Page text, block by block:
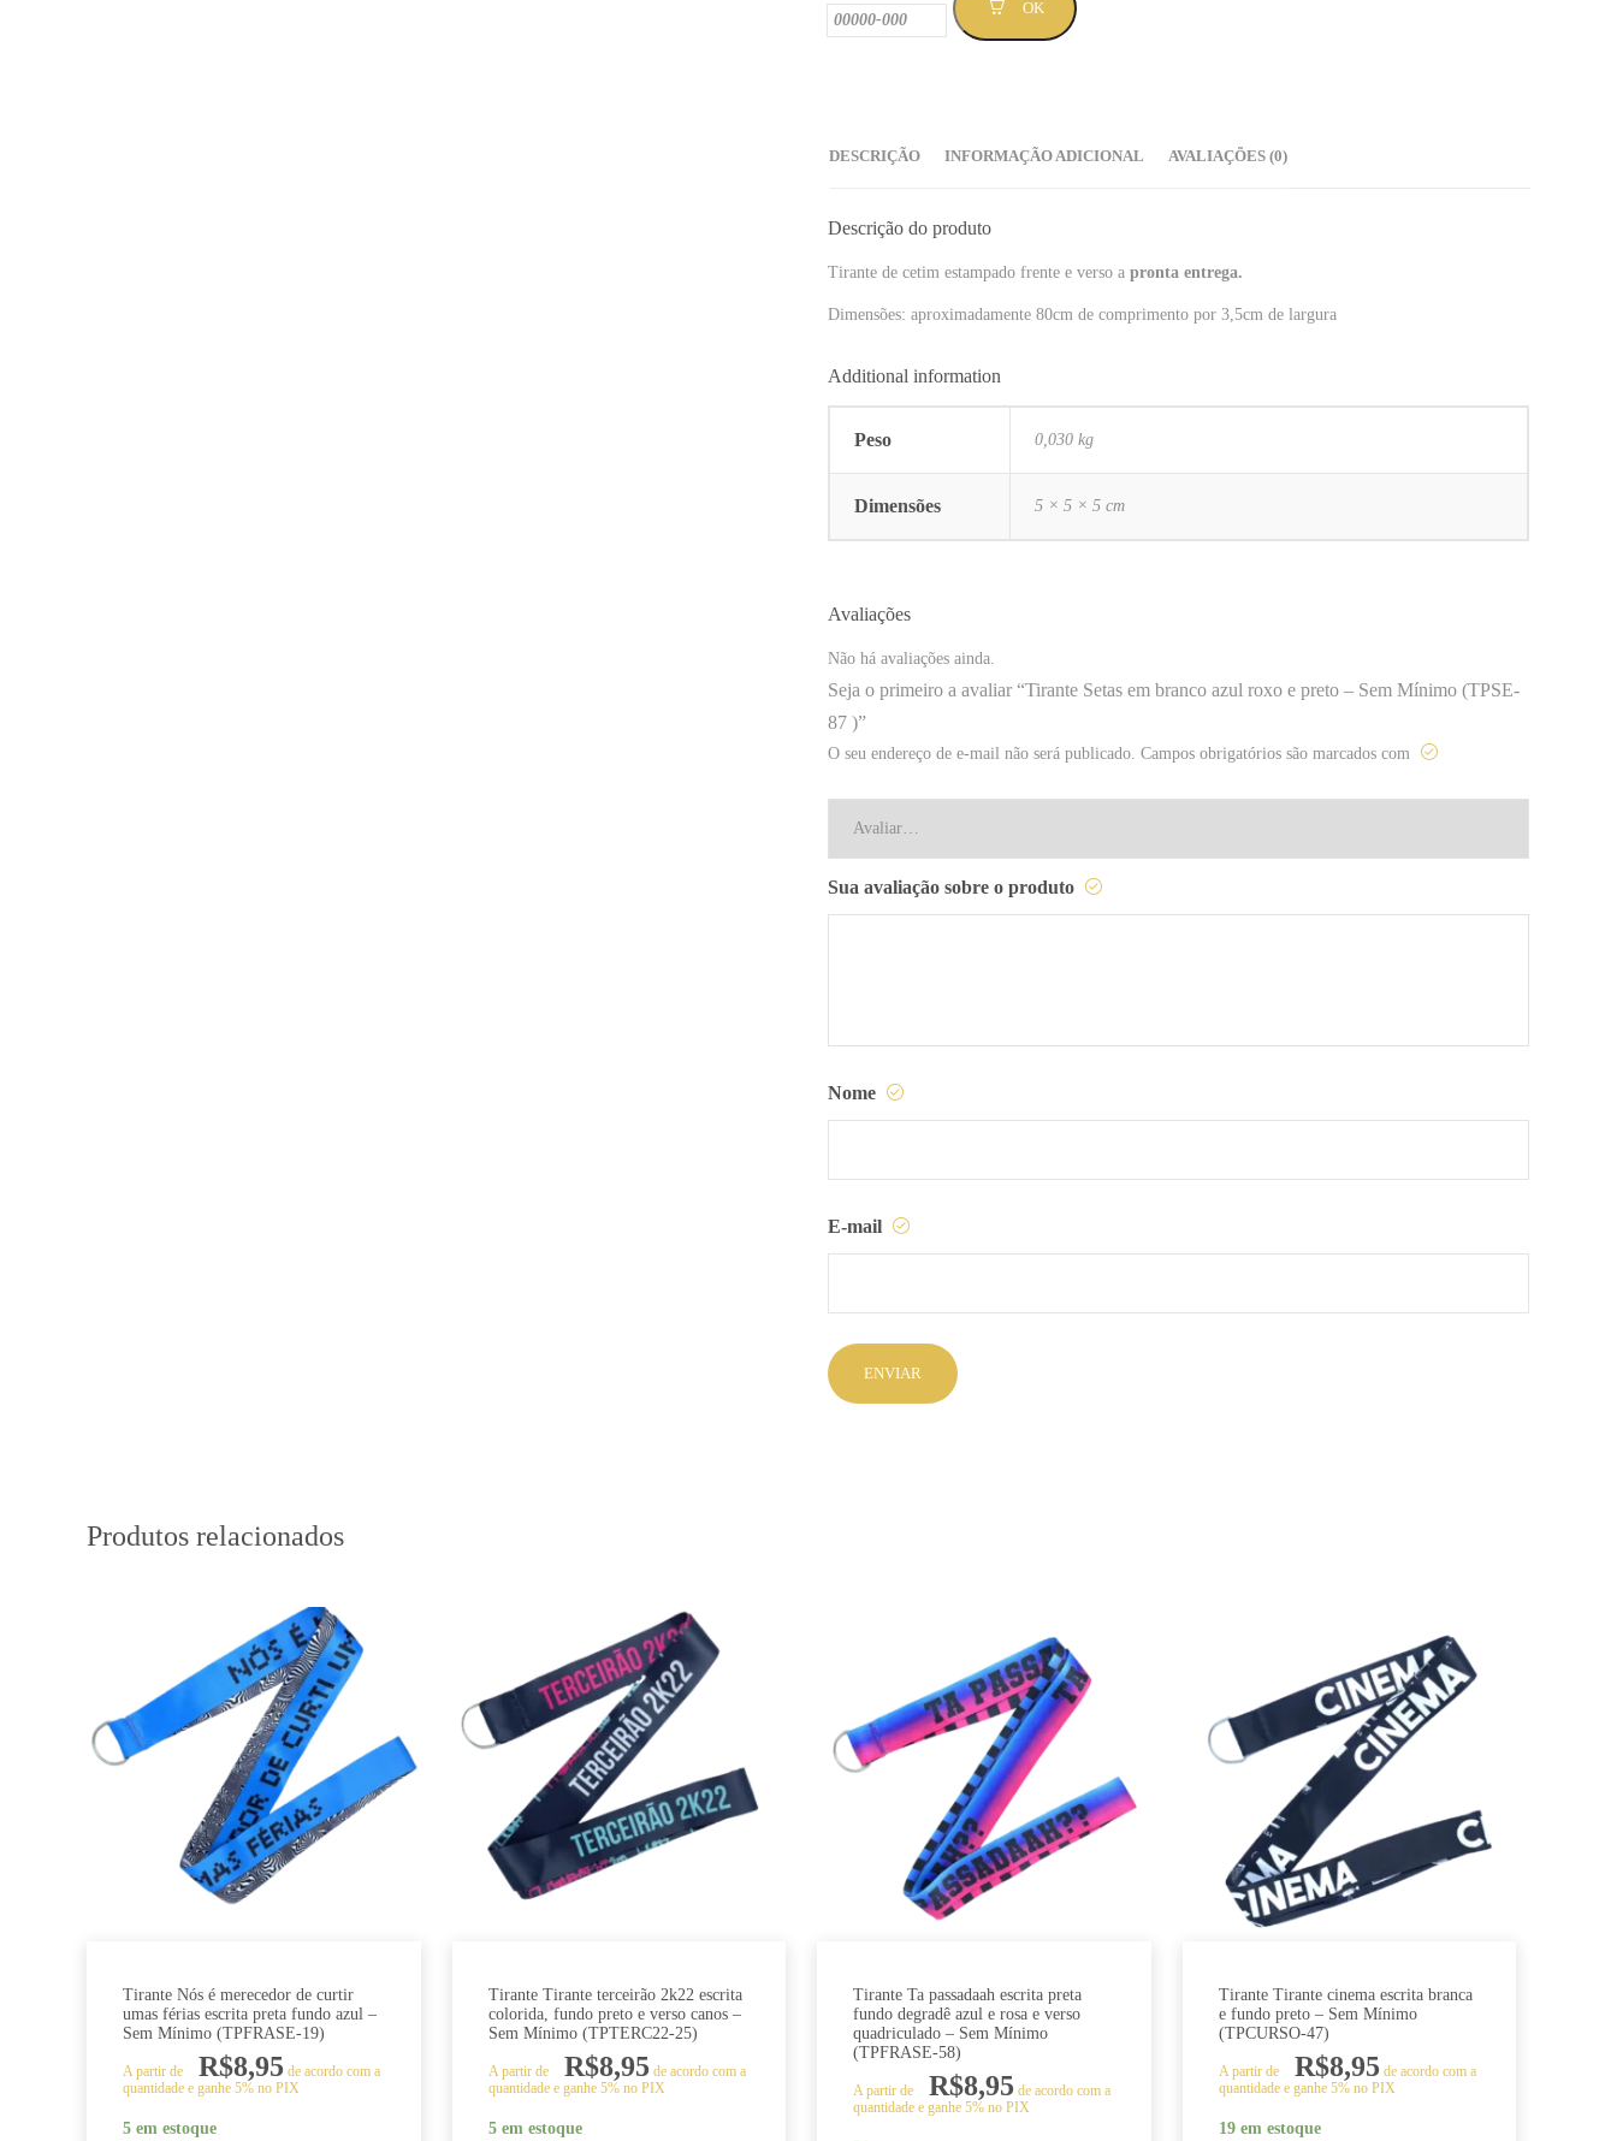
OK
DESCRIÇÃO INFORMAÇÃO ADICIONAL AVALIAÇÕES (0)
Descrição do produto
Tirante de cetim estampado frente e verso a pronta entrega.
Dimensões: aproximadamente 80cm de comprimento por 3,5cm de largura
Additional information
Peso 0,030 kg
Dimensões 5 × 5 × 5 cm
Avaliações
Não há avaliações ainda.
Seja o primeiro a avaliar “Tirante Setas em branco azul roxo e preto – Sem Mínimo (TPSE-
87 )”
O seu endereço de e-mail não será publicado. Campos obrigatórios são marcados com
Sua avaliação sobre o produto
Nome
E-mail
Produtos relacionados
Tirante Nós é merecedor de curtir
umas férias escrita preta fundo azul –
Sem Mínimo (TPFRASE-19)
A partir de R$8,95 de acordo com a
quantidade e ganhe 5% no PIX
5 em estoque
Tirante Tirante terceirão 2k22 escrita
colorida, fundo preto e verso canos –
Sem Mínimo (TPTERC22-25)
A partir de R$8,95 de acordo com a
quantidade e ganhe 5% no PIX
5 em estoque
Tirante Ta passadaah escrita preta
fundo degradê azul e rosa e verso
quadriculado – Sem Mínimo
(TPFRASE-58)
A partir de R$8,95 de acordo com a
quantidade e ganhe 5% no PIX
Tirante Tirante cinema escrita branca
e fundo preto – Sem Mínimo
(TPCURSO-47)
A partir de R$8,95 de acordo com a
quantidade e ganhe 5% no PIX
19 em estoque